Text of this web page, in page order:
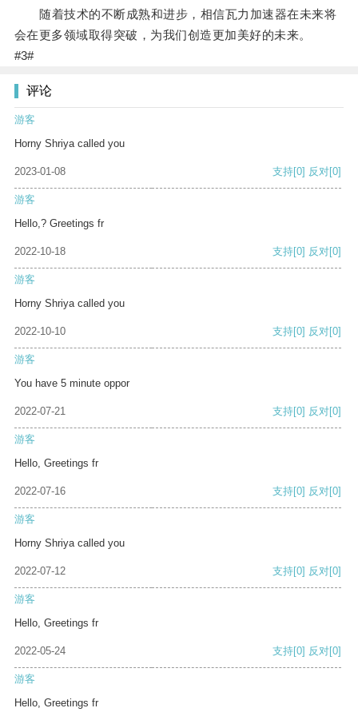
随着技术的不断成熟和进步，相信瓦力加速器在未来将
会在更多领域取得突破，为我们创造更加美好的未来。
#3#
评论
游客
Horny Shriya called you
2023-01-08 支持[0] 反对[0]
游客
Hello,? Greetings fr
2022-10-18 支持[0] 反对[0]
游客
Horny Shriya called you
2022-10-10 支持[0] 反对[0]
游客
You have 5 minute oppor
2022-07-21 支持[0] 反对[0]
游客
Hello, Greetings fr
2022-07-16 支持[0] 反对[0]
游客
Horny Shriya called you
2022-07-12 支持[0] 反对[0]
游客
Hello, Greetings fr
2022-05-24 支持[0] 反对[0]
游客
Hello, Greetings fr